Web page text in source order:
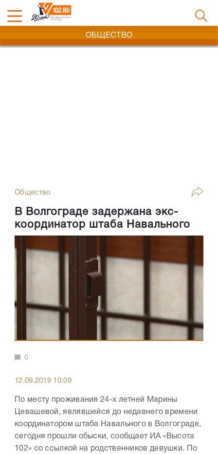
ОБЩЕСТВО
Общество
В Волгограде задержана экс-
координатор штаба Навального
0
12.09.2019 10:09
По месту проживания 24-х летней Марины
Цевашевой, являвшейся до недавнего времени
координатором штаба Навального в Волгограде,
сегодня прошли обыски, сообщает ИА «Высота
102» со ссылкой на родственников девушки. По